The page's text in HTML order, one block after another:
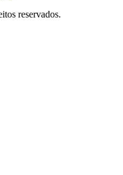
reservados.